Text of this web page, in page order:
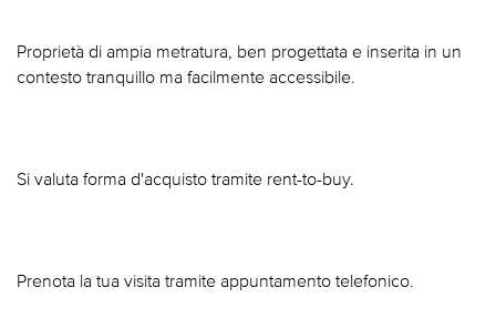
Proprietà di ampia metratura, ben progettata e inserita in un
contesto tranquillo ma facilmente accessibile.
Si valuta forma d'acquisto tramite rent-to-buy.
Prenota la tua visita tramite appuntamento telefonico.